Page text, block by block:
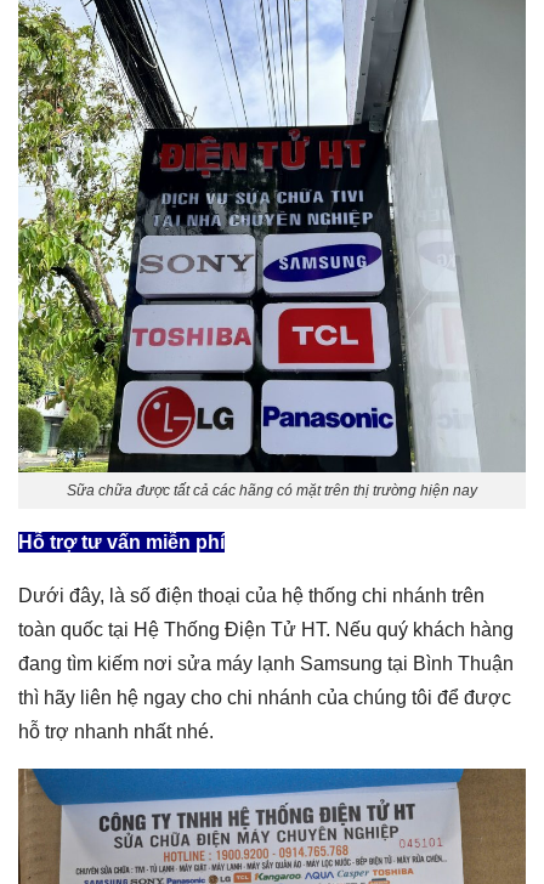
Sữa chữa được tất cả các hãng có mặt trên thị trường hiện nay
Hỗ trợ tư vấn miễn phí
Dưới đây, là số điện thoại của hệ thống chi nhánh trên
toàn quốc tại Hệ Thống Điện Tử HT. Nếu quý khách hàng
đang tìm kiếm nơi sửa máy lạnh Samsung tại Bình Thuận
thì hãy liên hệ ngay cho chi nhánh của chúng tôi để được
hỗ trợ nhanh nhất nhé.